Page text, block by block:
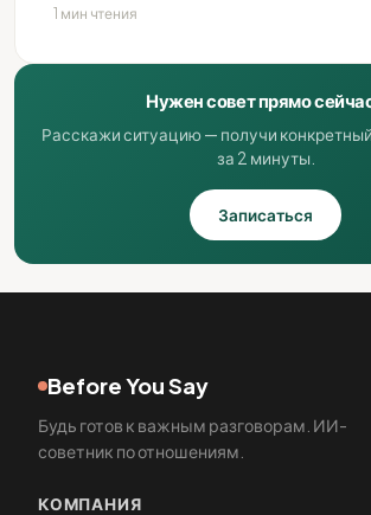
1 мин чтения
Нужен совет прямо
Расскажи ситуацию — получи
за 2 минуты.
Записаться
Before You Say
Будь готов к важным разговорам. ИИ-
советник по отношениям.
КОМПАНИЯ